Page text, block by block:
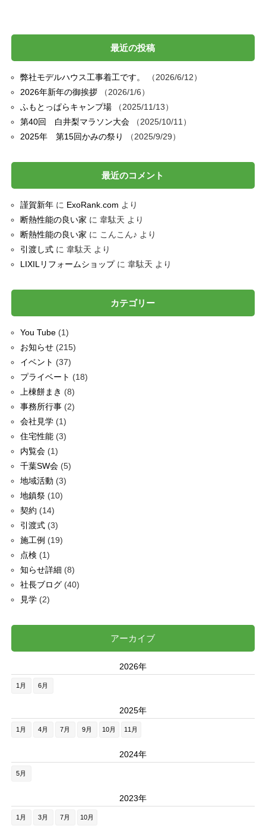
最近の投稿
弊社モデルハウス工事着工です。
2026/6/12
2026年新年の御挨拶
2026/1/6
ふもとっぱらキャンプ場
2025/11/13
第40回 白井梨マラソン大会
2025/10/11
2025年 第15回かみの祭り
2025/9/29
最近のコメント
謹賀新年に ExoRank.com より
断熱性能の良い家 に 韋駄天 より
断熱性能の良い家 に こんこん♪ より
引渡し式に 韋駄天 より
LIXILリフォームショップに 韋駄天 より
カテゴリー
You Tube(1)
お知らせ(215)
イベント (37)
プライベート (18)
上棟餅まき (8)
事務所行事(2)
会社見学(1)
住宅性能(3)
内覧会(1)
千葉SW会(5)
地域活動 (3)
地鎮祭(10)
契約 (14)
引渡式(3)
施工例 (19)
点検 (1)
知らせ詳細 (8)
社長ブログ(40)
見学(2)
アーカイブ
2026年
1月 6月
2025年
1月 4月 7月 9月 10月 11月
2024年
5月
2023年
1月 3月 7月 10月